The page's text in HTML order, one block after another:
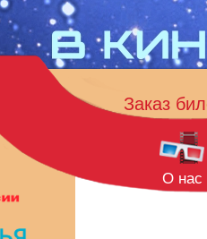
Заказ
О нас